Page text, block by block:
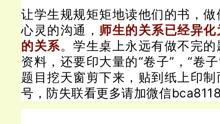
让学生规规矩矩地读他们的书，
心灵的沟通， 师生的关系已经异
的关系。 学生桌上永远有做不完
资料，还要印大量的“卷子”，“卷
题目挖天窗剪下来，贴到纸上印制
号，防失联看更多请加微信